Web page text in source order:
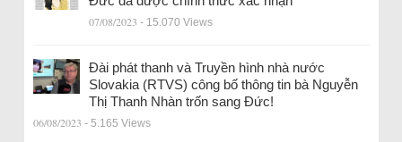
07/08/2023 - 15.070 Views
Đài phát thanh và Truyền hình nhà nước
Slovakia (RTVS) công bố thông tin bà Nguyễn
Thị Thanh Nhàn trốn sang Đức!
06/08/2023 - 5.165 Views